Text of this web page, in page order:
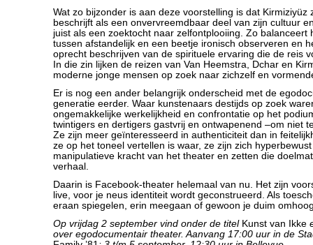
Wat zo bijzonder is aan deze voorstelling is dat Kirmiziyüz
beschrijft als een onvervreemdbaar deel van zijn cultuur
juist als een zoektocht naar zelfontplooiing. Zo balanceert
tussen afstandelijk en een beetje ironisch observeren en
oprecht beschrijven van de spirituele ervaring die de reis
In die zin lijken de reizen van Van Heemstra, Dchar en
moderne jonge mensen op zoek naar zichzelf en
Er is nog een ander belangrijk onderscheid met de
generatie eerder. Waar kunstenaars destijds op zoek
ongemakkelijke werkelijkheid en confrontatie op het
twintigers en dertigers gastvrij en ontwapenend –om niet
Ze zijn meer geïnteresseerd in authenticiteit dan in
ze op het toneel vertellen is waar, ze zijn zich
manipulatieve kracht van het theater en zetten die
verhaal.
Daarin is Facebook-theater helemaal van nu. Het zijn
live, voor je neus identiteit wordt geconstrueerd. Als
eraan spiegelen, erin meegaan of gewoon je duim
Op vrijdag 2 september vind onder de titel Kunst van Ikke
over egodocumentair theater. Aanvang 17:00 uur in de